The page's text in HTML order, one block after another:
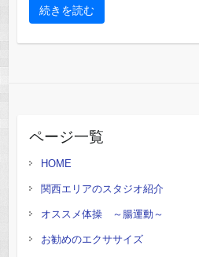
続きを読む
ページ一覧
HOME
関西エリアのスタジオ紹介
オススメ体操 ～腸運動～
お勧めのエクササイズ